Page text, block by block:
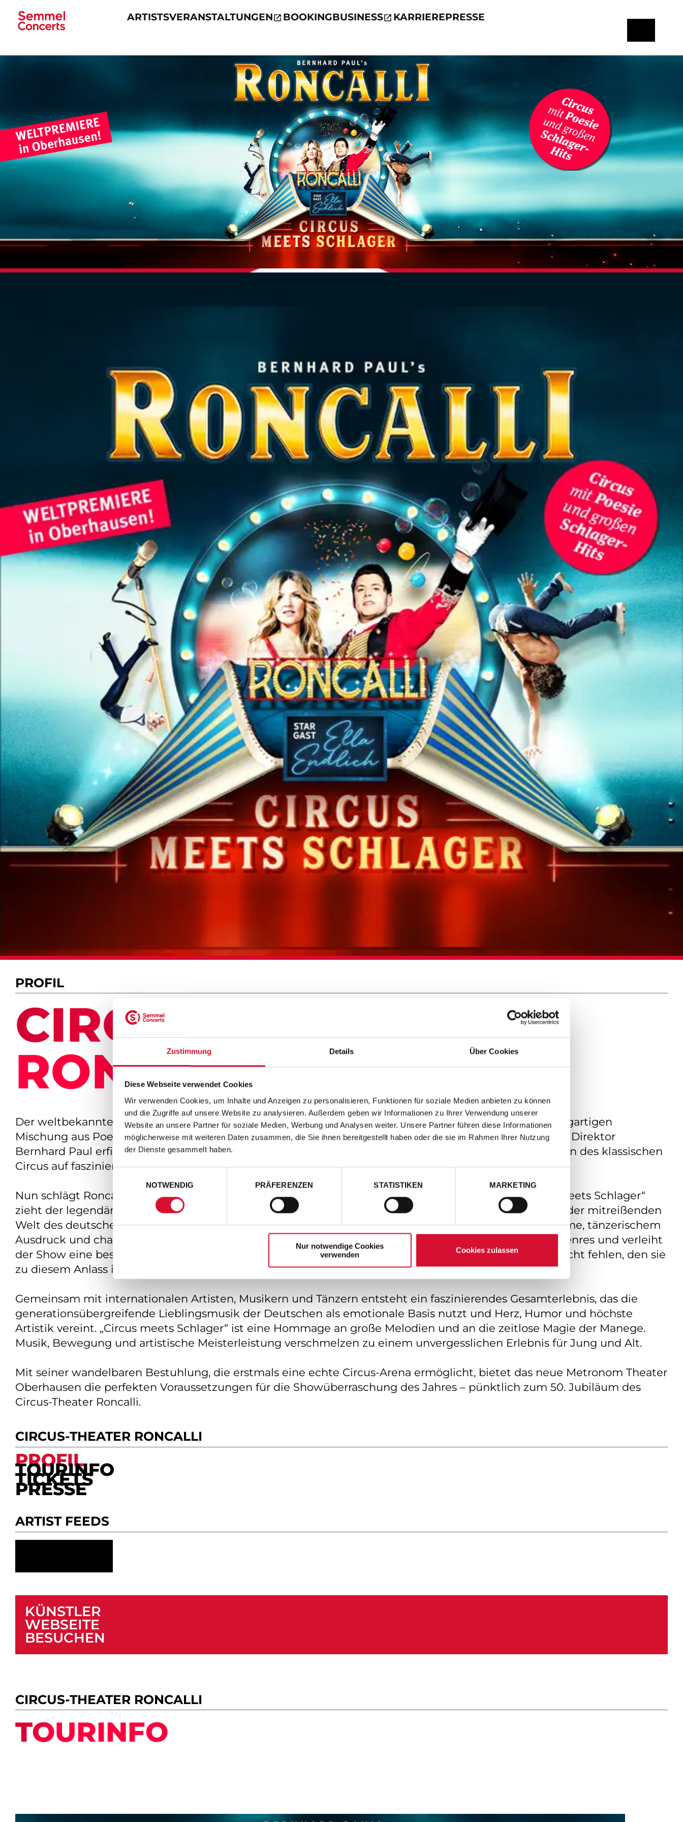
Zustimmung Details Über Cookies
Diese Webseite verwendet Cookies
Wir verwenden Cookies, um Inhalte und Anzeigen zu personalisieren, Funktionen für soziale Medien anbieten zu können
und die Zugriffe auf unsere Website zu analysieren. Außerdem geben wir Informationen zu Ihrer Verwendung unserer
Website an unsere Partner für soziale Medien, Werbung und Analysen weiter. Unsere Partner führen diese Informationen
möglicherweise mit weiteren Daten zusammen, die Sie ihnen bereitgestellt haben oder die sie im Rahmen Ihrer Nutzung
der Dienste gesammelt haben.
NOTWENDIG
PRÄFERENZEN STATISTIKEN MARKETING
Nur notwendige Cookies
verwenden
Cookies zulassen
ARTISTSVERANSTALTUNGEN BOOKINGBUSINESS KARRIEREPRESSE
PROFIL
CIRCUS-THEATER
RONCALLI
Der weltbekannte Circus Roncalli begeistert seit Jahrzehnten Millionen von Menschen mit seiner einzigartigen
Mischung aus Poesie, Artistik und nostalgischem Zauber. Unter der kreativen Leitung von Gründer und Direktor
Bernhard Paul erfindet sich Roncalli immer wieder neu – mit außergewöhnlichen Ideen, die die Grenzen des klassischen
Circus auf faszinierende Weise erweitern.
Nun schlägt Roncalli ein neues Kapitel seiner Erfolgsgeschichte auf: Mit der exklusiven Show „Circus meets Schlager“
zieht der legendäre Circus ins Metronom Theater Oberhausen und verbindet brillante Circuskunst mit der mitreißenden
Welt des deutschen Schlagers. Als Stargast mit dabei: Ella Endlich! - Mit ihrer unverwechselbaren Stimme, tänzerischem
Ausdruck und charismatischer Bühnenpräsenz ist sie eine der facettenreichsten Künstlerinnen ihres Genres und verleiht
der Show eine besondere Magie. Natürlich darf dabei ihr großer Hit „Küss mich, halt mich, lieb mich“ nicht fehlen, den sie
zu diesem Anlass in einer ganz besonderen Version präsentieren wird.
Gemeinsam mit internationalen Artisten, Musikern und Tänzern entsteht ein faszinierendes Gesamterlebnis, das die
generationsübergreifende Lieblingsmusik der Deutschen als emotionale Basis nutzt und Herz, Humor und höchste
Artistik vereint. „Circus meets Schlager“ ist eine Hommage an große Melodien und an die zeitlose Magie der Manege.
Musik, Bewegung und artistische Meisterleistung verschmelzen zu einem unvergesslichen Erlebnis für Jung und Alt.
Mit seiner wandelbaren Bestuhlung, die erstmals eine echte Circus-Arena ermöglicht, bietet das neue Metronom Theater
Oberhausen die perfekten Voraussetzungen für die Showüberraschung des Jahres – pünktlich zum 50. Jubiläum des
Circus-Theater Roncalli.
CIRCUS-THEATER RONCALLI
PROFIL
TOURINFO
TICKETS
PRESSE
ARTIST FEEDS
KÜNSTLER
WEBSEITE
BESUCHEN
CIRCUS-THEATER RONCALLI
TOURINFO